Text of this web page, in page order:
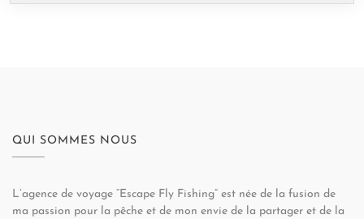
QUI SOMMES NOUS
L’agence de voyage “Escape Fly Fishing” est née de la fusion de
ma passion pour la pêche et de mon envie de la partager et de la